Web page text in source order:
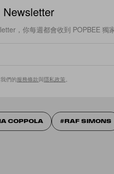
，你每週都會收到 POPBEE 獨
們的服務條款與隱私政策
COPPOLA RAF SIMONS